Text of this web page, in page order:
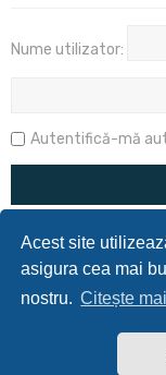
Acest site
asigura cea mai
nostru. Citește
Nume utilizator:
Autentifică-mă
Prima
phpBB